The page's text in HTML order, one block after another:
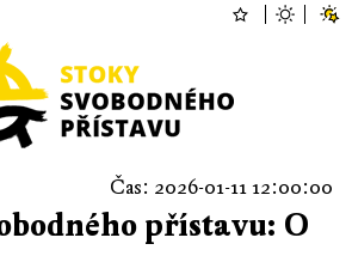
Čas: 2026-01-11 12:00:00
přístavu: O